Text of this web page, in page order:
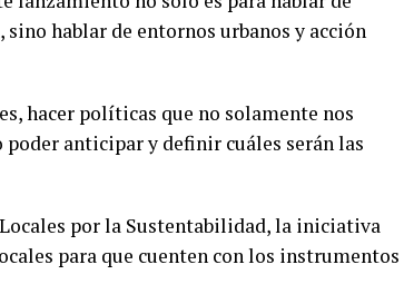
hablar de entornos urbanos y acción
hacer políticas que no solamente nos
anticipar y definir cuáles serán las
por la Sustentabilidad, la iniciativa
para que cuenten con los instrumentos